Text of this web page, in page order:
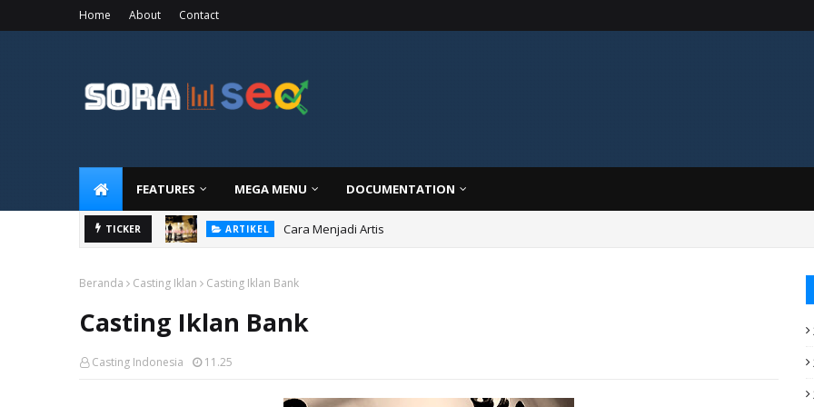
Home About Contact
FEATURES MEGA MENU DOCUMENTATION
TICKER ARTIKEL Cara Menjadi Artis
Beranda Casting Iklan Casting Iklan Bank
Casting Iklan Bank
Casting Indonesia 11.25